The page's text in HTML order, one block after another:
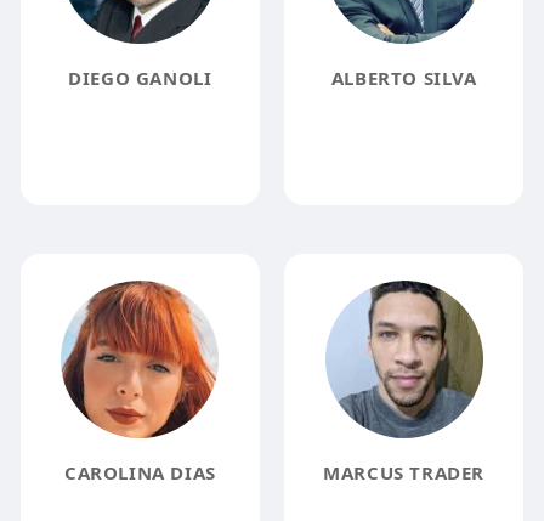
DIEGO GANOLI ALBERTO SILVA
CAROLINA DIAS MARCUS TRADER